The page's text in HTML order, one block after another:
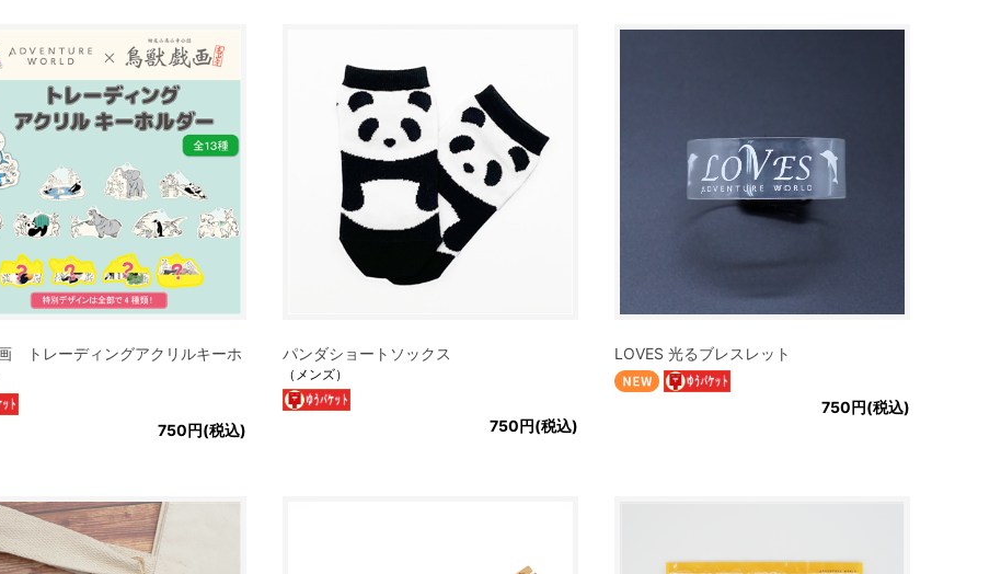
トレーディングアクリルキーホ
750円(税込)
パンダショートソックス
（メンズ）
750円(税込)
LOVES 光るブレスレット
750円(税込)